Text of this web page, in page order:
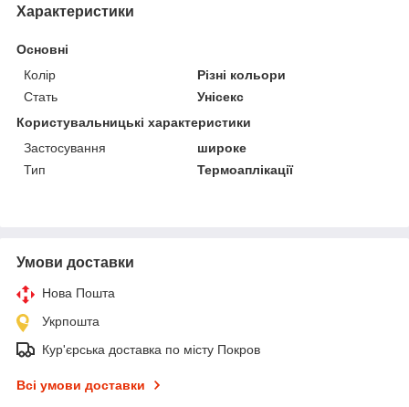
Характеристики
Основні
Колір
Різні кольори
Стать
Унісекс
Користувальницькі характеристики
Застосування
широке
Тип
Термоаплікації
Умови доставки
Нова Пошта
Укрпошта
Кур'єрська доставка по місту Покров
Всі умови доставки